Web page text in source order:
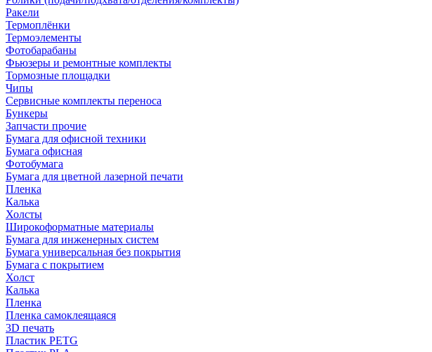
Ракели
Термоплёнки
Термоэлементы
Фотобарабаны
Фьюзеры и ремонтные комплекты
Тормозные площадки
Чипы
Сервисные комплекты переноса
Бункеры
Запчасти прочие
Бумага для офисной техники
Бумага офисная
Фотобумага
Бумага для цветной лазерной печати
Пленка
Калька
Холсты
Широкоформатные материалы
Бумага для инженерных систем
Бумага универсальная без покрытия
Бумага с покрытием
Холст
Калька
Пленка
Пленка самоклеящаяся
3D печать
Пластик PETG